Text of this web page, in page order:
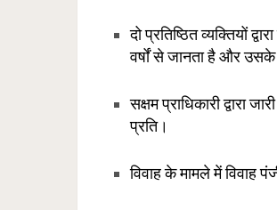
दो प्रतिष्ठित व्यक्तियों
वर्षों से जानता है और उसके
सक्षम प्राधिकारी द्वारा
प्रति।
विवाह के मामले में विवाह